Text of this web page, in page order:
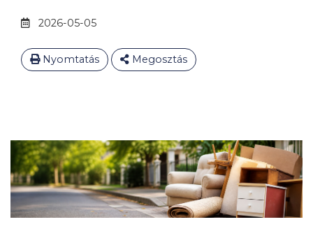
2026-05-05
Nyomtatás Megosztás